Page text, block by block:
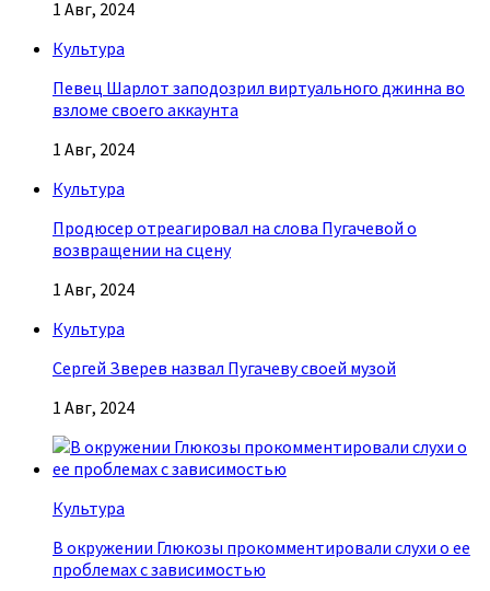
1 Авг, 2024
Культура
Певец Шарлот заподозрил виртуального джинна во
взломе своего аккаунта
1 Авг, 2024
Культура
Продюсер отреагировал на слова Пугачевой о
возвращении на сцену
1 Авг, 2024
Культура
Сергей Зверев назвал Пугачеву своей музой
1 Авг, 2024
Культура
В окружении Глюкозы прокомментировали слухи о ее
проблемах с зависимостью